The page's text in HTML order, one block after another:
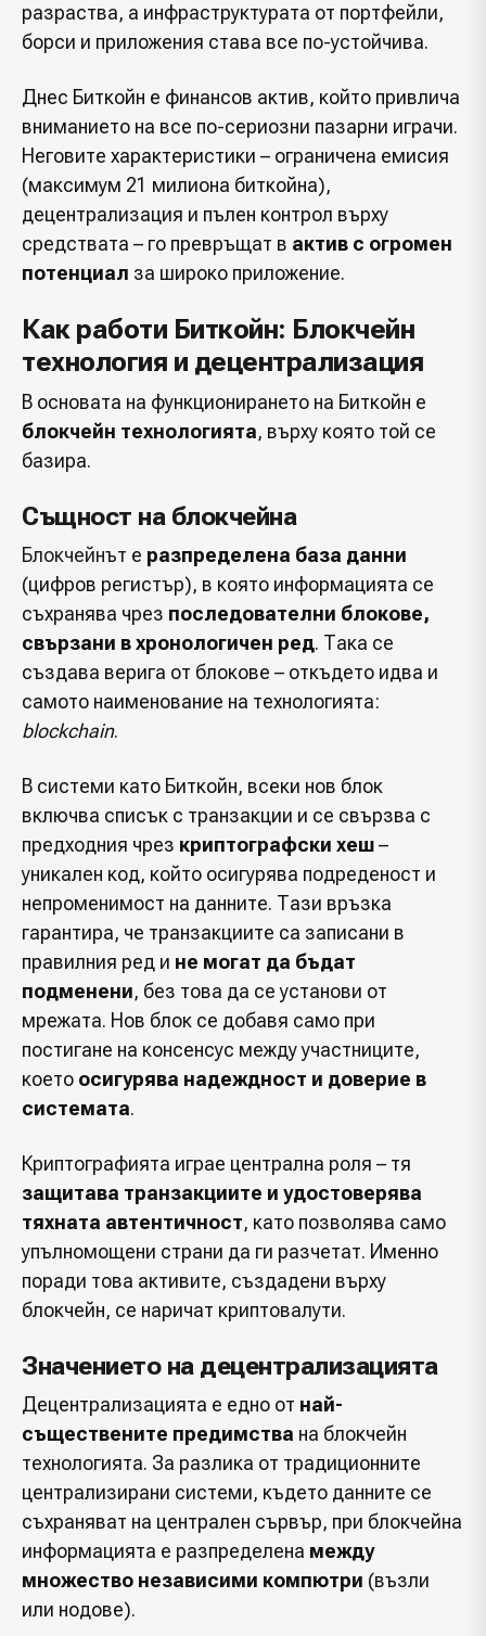
разраства, а инфраструктурата от портфейли,
борси и приложения става все по-устойчива.
Днес Биткойн е финансов актив, който привлича
вниманието на все по-сериозни пазарни играчи.
Неговите характеристики – ограничена емисия
(максимум 21 милиона биткойна),
децентрализация и пълен контрол върху
средствата – го превръщат в актив с огромен
потенциал за широко приложение.
Как работи Биткойн: Блокчейн
технология и децентрализация
В основата на функционирането на Биткойн е
блокчейн технологията, върху която той се
базира.
Същност на блокчейна
Блокчейнът е разпределена база данни
(цифров регистър), в която информацията се
съхранява чрез последователни блокове,
свързани в хронологичен ред. Така се
създава верига от блокове – откъдето идва и
самото наименование на технологията:
blockchain.
В системи като Биткойн, всеки нов блок
включва списък с транзакции и се свързва с
предходния чрез криптографски хеш–
уникален код, който осигурява подреденост и
непроменимост на данните. Тази връзка
гарантира, че транзакциите са записани в
правилния ред и не могат да бъдат
подменени, без това да се установи от
мрежата. Нов блок се добавя само при
постигане на консенсус между участниците,
което осигурява надеждност и доверие в
системата.
Криптографията играе централна роля – тя
защитава транзакциите и удостоверява
тяхната автентичност, като позволява само
упълномощени страни да ги разчетат. Именно
поради това активите, създадени върху
блокчейн, се наричат криптовалути.
Значението на децентрализацията
Децентрализацията е едно от най-
съществените предимства на блокчейн
технологията. За разлика от традиционните
централизирани системи, където данните се
съхраняват на централен сървър, при блокчейна
информацията е разпределена между
множество независими компютри (възли
или нодове).